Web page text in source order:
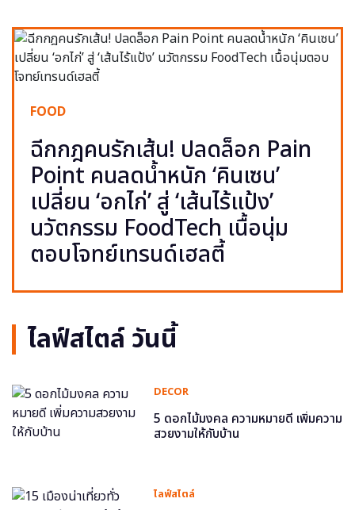
FOOD
ฉีกกฎคนรักเส้น! ปลดล็อก Pain
Point คนลดน้ำหนัก ‘คินเซน’
เปลี่ยน ‘อกไก่’ สู่ ‘เส้นไร้แป้ง’
นวัตกรรม FoodTech เนื้อนุ่ม
ตอบโจทย์เทรนด์เฮลตี้
ไลฟ์สไตล์ วันนี้
DECOR
5 ดอกไม้มงคล ความหมายดี เพิ่มความ
สวยงามให้กับบ้าน
ไลฟ์สไตล์